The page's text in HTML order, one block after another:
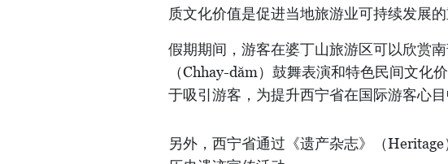
质文化价值是促进当地旅游业可持续发展的
假期期间，游客在婆丁山旅游区可以欣赏
（Chhay-dăm）鼓舞表演和特色民间文化
于吸引游客，为提升西宁省在国际游客心
另外，西宁省通过《遗产杂志》（